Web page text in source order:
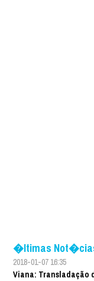
�ltimas
2018-01-07 16:35
Viana: Transladação